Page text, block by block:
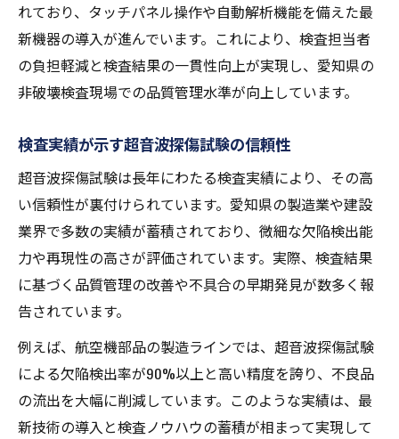
れており、タッチパネル操作や自動解析機能を備えた最
新機器の導入が進んでいます。これにより、検査担当者
の負担軽減と検査結果の一貫性向上が実現し、愛知県の
非破壊検査現場での品質管理水準が向上しています。
検査実績が示す超音波探傷試験の信頼性
超音波探傷試験は長年にわたる検査実績により、その高
い信頼性が裏付けられています。愛知県の製造業や建設
業界で多数の実績が蓄積されており、微細な欠陥検出能
力や再現性の高さが評価されています。実際、検査結果
に基づく品質管理の改善や不具合の早期発見が数多く報
告されています。
例えば、航空機部品の製造ラインでは、超音波探傷試験
による欠陥検出率が90%以上と高い精度を誇り、不良品
の流出を大幅に削減しています。このような実績は、最
新技術の導入と検査ノウハウの蓄積が相まって実現して